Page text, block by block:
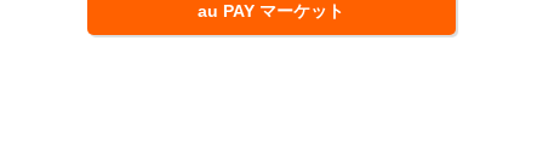
au PAY マーケット